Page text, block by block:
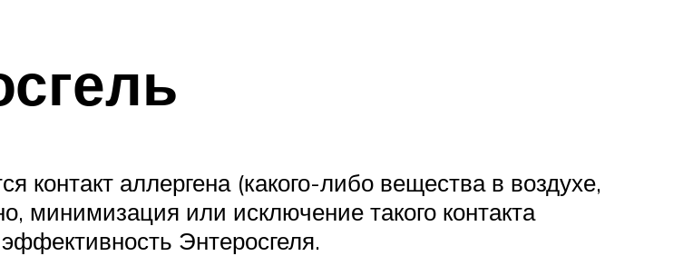
аллергена (какого-либо вещества в воздухе,
минимизация или исключение такого контакта
Энтеросгеля.